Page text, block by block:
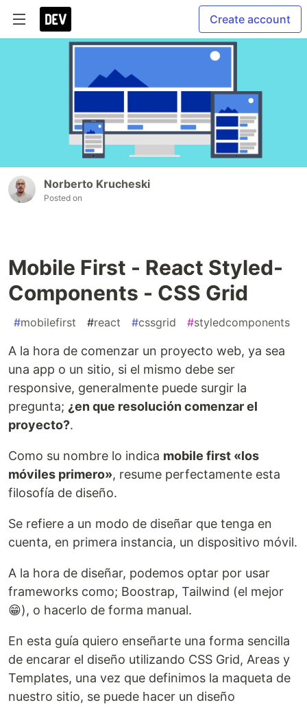
Create account
Norberto Krucheski
Posted on
Mobile First - React Styled-
Components - CSS Grid
#mobilefirst #react #cssgrid #styledcomponents
A la hora de comenzar un proyecto web, ya sea
una app o un sitio, si el mismo debe ser
responsive, generalmente puede surgir la
pregunta; ¿en que resolución comenzar el
proyecto?.
Como su nombre lo indica mobile first «los
móviles primero», resume perfectamente esta
filosofía de diseño.
Se refiere a un modo de diseñar que tenga en
cuenta, en primera instancia, un dispositivo móvil.
A la hora de diseñar, podemos optar por usar
frameworks como; Boostrap, Tailwind (el mejor
😁), o hacerlo de forma manual.
En esta guía quiero enseñarte una forma sencilla
de encarar el diseño utilizando CSS Grid, Areas y
Templates, una vez que definimos la maqueta de
nuestro sitio, se puede hacer un diseño